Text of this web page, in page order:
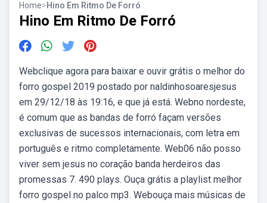
Home>Hino Em Ritmo De Forró
Hino Em Ritmo De Forró
Webclique agora para baixar e ouvir grátis o melhor do
forro gospel 2019 postado por naldinhosoaresjesus
em 29/12/18 às 19:16, e que já está. Webno nordeste,
é comum que as bandas de forró façam versões
exclusivas de sucessos internacionais, com letra em
português e ritmo completamente. Web06 não posso
viver sem jesus no coração banda herdeiros das
promessas 7. 490 plays. Ouça grátis a playlist melhor
forro gospel no palco mp3. Webouça mais músicas de